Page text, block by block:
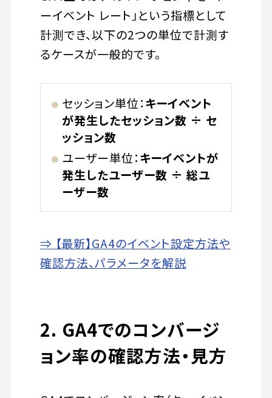
ーイベント レート」という指標として
計測でき、以下の2つの単位で計測す
るケースが一般的です。
セッション単位：キーイベント
が発生したセッション数 ÷ セ
ッション数
ユーザー単位：キーイベントが
発生したユーザー数 ÷ 総ユ
ーザー数
⇒ 【最新】GA4のイベント設定方法や
確認方法、パラメータを解説
2. GA4でのコンバージ
ョン率の確認方法・見方